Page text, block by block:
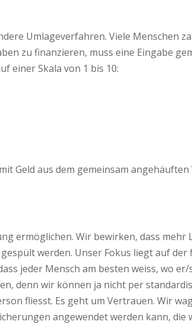
Umlageverfahren. Viele Menschen
zu finanzieren, muss eine Eingabe
einer Skala von 1 bis 10:
Geld aus dem gemeinsam
ermöglichen. Wir bewirken, dass mehr
werden. Unser Fokus liegt auf
jeder Mensch am besten weiss, wo
denn wir können ja nicht per
fliesst. Es geht um Vertrauen. Wir
angewendet werden kann,